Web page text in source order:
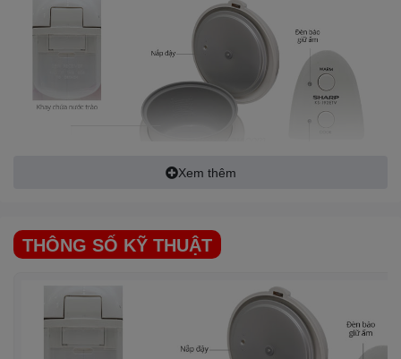
Thiết kế đẹp mắt, dung tích lớn 1.8 lít
Nồi cơm nắp gàiSharp KS-192ETV thiết kế đẹp mắt, họa
tiết hoa 5 cánh màu hồng in trên vỏ nồi tạo thêm nét trang
Xem thêm
THÔNG SỐ KỸ THUẬT